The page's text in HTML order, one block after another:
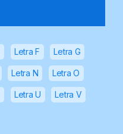
Letra F Letra G
Letra N Letra O
Letra U Letra V